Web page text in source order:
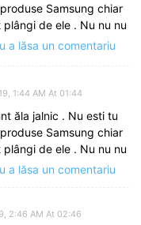
Samsung chiar
de ele . Nu nu nu
a lăsa un comentariu
1:44 AM At 01:44
ăla jalnic . Nu esti tu
Samsung chiar
de ele . Nu nu nu
a lăsa un comentariu
2:46 AM At 02:46